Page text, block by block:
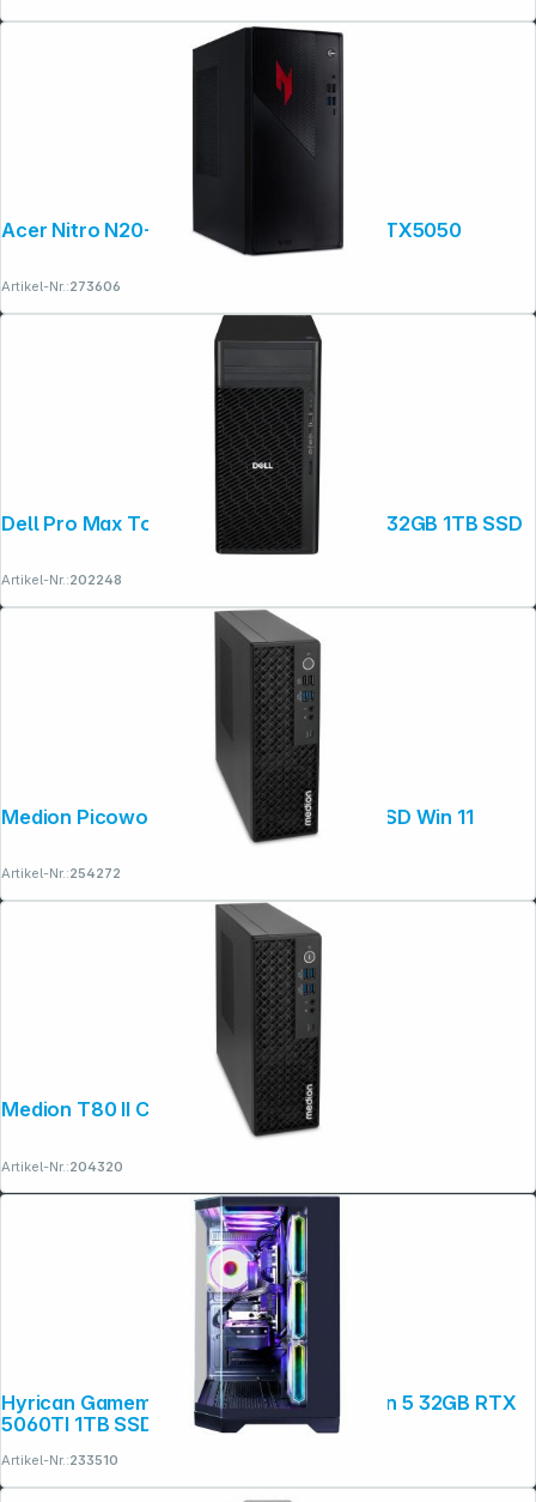
Acer Nitro N20-101 Core 5 16GB 512GB RTX5050
Artikel-Nr.:273606
Dell Pro Max Tower 3YNBD Core Ultra 9 32GB 1TB SSD
Artikel-Nr.:202248
Medion Picoworx T80III CU5 32GB 1TB SSD Win 11
Artikel-Nr.:254272
Medion T80 II CI5 32GB 1TB SSD Win 11
Artikel-Nr.:204320
Hyrican Gamemax Hype-A BK 7570 Ryzen 5 32GB RTX
5060TI 1TB SSD
Artikel-Nr.:233510